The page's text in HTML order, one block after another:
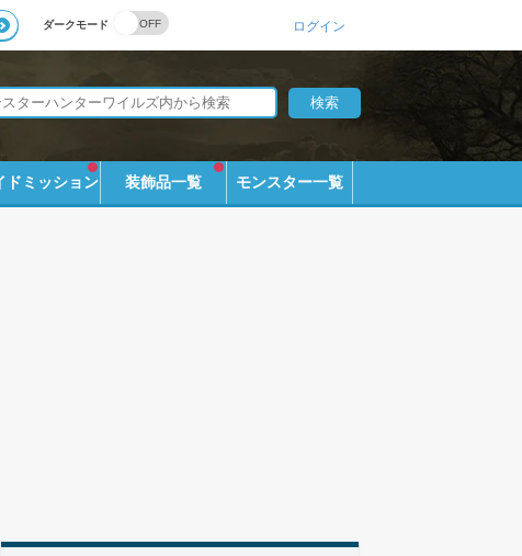
ダークモード ログイン
ドミッション 装飾品一覧 モンスター一覧